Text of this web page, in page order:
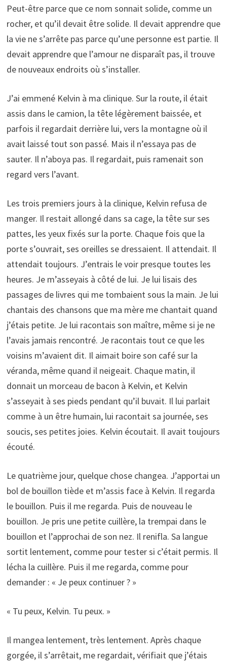
Peut-être parce que ce nom sonnait solide, comme un
rocher, et qu’il devait être solide. Il devait apprendre que
la vie ne s’arrête pas parce qu’une personne est partie. Il
devait apprendre que l’amour ne disparaît pas, il trouve
de nouveaux endroits où s’installer.
J’ai emmené Kelvin à ma clinique. Sur la route, il était
assis dans le camion, la tête légèrement baissée, et
parfois il regardait derrière lui, vers la montagne où il
avait laissé tout son passé. Mais il n’essaya pas de
sauter. Il n’aboya pas. Il regardait, puis ramenait son
regard vers l’avant.
Les trois premiers jours à la clinique, Kelvin refusa de
manger. Il restait allongé dans sa cage, la tête sur ses
pattes, les yeux fixés sur la porte. Chaque fois que la
porte s’ouvrait, ses oreilles se dressaient. Il attendait. Il
attendait toujours. J’entrais le voir presque toutes les
heures. Je m’asseyais à côté de lui. Je lui lisais des
passages de livres qui me tombaient sous la main. Je lui
chantais des chansons que ma mère me chantait quand
j’étais petite. Je lui racontais son maître, même si je ne
l’avais jamais rencontré. Je racontais tout ce que les
voisins m’avaient dit. Il aimait boire son café sur la
véranda, même quand il neigeait. Chaque matin, il
donnait un morceau de bacon à Kelvin, et Kelvin
s’asseyait à ses pieds pendant qu’il buvait. Il lui parlait
comme à un être humain, lui racontait sa journée, ses
soucis, ses petites joies. Kelvin écoutait. Il avait toujours
écouté.
Le quatrième jour, quelque chose changea. J’apportai un
bol de bouillon tiède et m’assis face à Kelvin. Il regarda
le bouillon. Puis il me regarda. Puis de nouveau le
bouillon. Je pris une petite cuillère, la trempai dans le
bouillon et l’approchai de son nez. Il renifla. Sa langue
sortit lentement, comme pour tester si c’était permis. Il
lécha la cuillère. Puis il me regarda, comme pour
demander : « Je peux continuer ? »
« Tu peux, Kelvin. Tu peux. »
Il mangea lentement, très lentement. Après chaque
gorgée, il s’arrêtait, me regardait, vérifiait que j’étais